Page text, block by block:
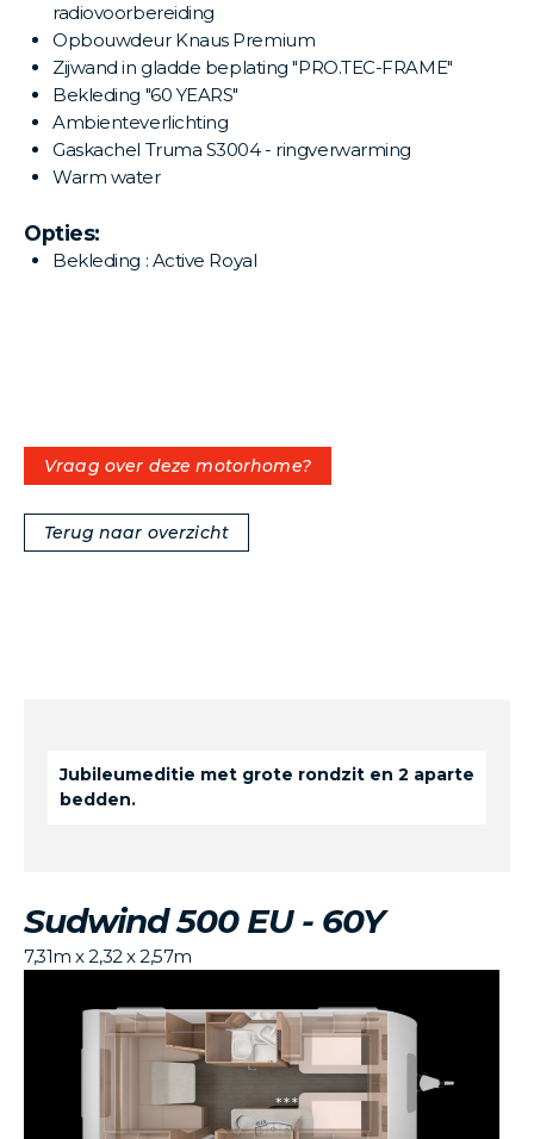
radiovoorbereiding
Opbouwdeur Knaus Premium
Zijwand in gladde beplating "PRO.TEC-FRAME"
Bekleding "60 YEARS"
Ambienteverlichting
Gaskachel Truma S3004 - ringverwarming
Warm water
Opties:
Bekleding : Active Royal
Vraag over deze motorhome?
Terug naar overzicht
Jubileumeditie met grote rondzit en 2 aparte
bedden.
Sudwind 500 EU - 60Y
7,31m x 2,32 x 2,57m